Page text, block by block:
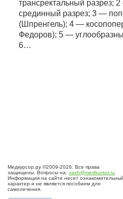
трансректальный разрез;
срединный разрез; 3 —
(Шпренгель); 4 —
Федоров); 5 —
6…
Медкурсор.ру ©2009-2026. Все права
защищены. Вопросы на: vash@medkursor.ru
Информация на сайте несет ознакомительный
характер и не является пособием для
самолечения.